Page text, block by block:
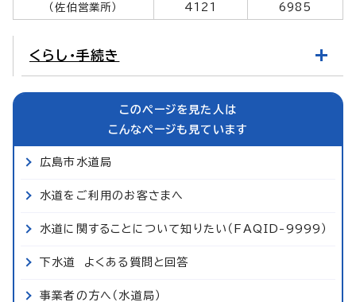
（佐伯営業所）
4121
6985
くらし・手続き
このページを見た人は
こんなページも見ています
広島市水道局
水道をご利用のお客さまへ
水道に関することについて知りたい（FAQID-9999）
下水道 よくある質問と回答
事業者の方へ（水道局）